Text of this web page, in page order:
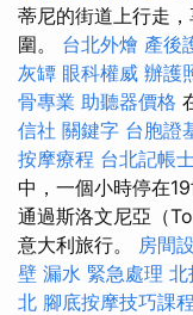
蒂尼的街道上行走
圍。 台北外燴 產後
灰罈 眼科權威 辦護
骨專業 助聽器價格
信社 關鍵字 台胞證
按摩療程 台北記帳
中，一個小時停在
通過斯洛文尼亞（
意大利旅行。 房間
壁 漏水 緊急處理 北
北 腳底按摩技巧課程